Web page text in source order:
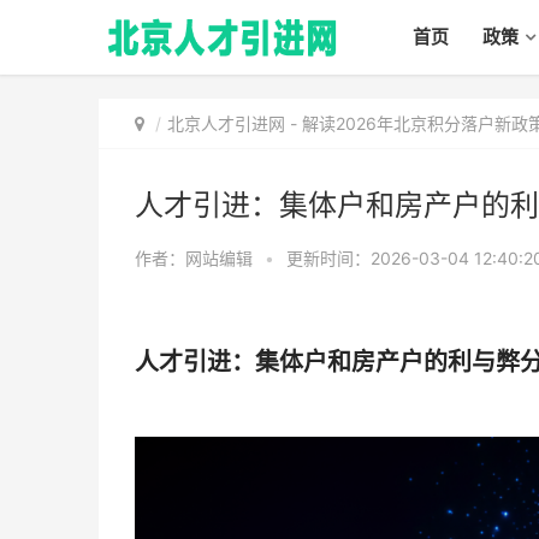
首页 政策
北京人才引进网 - 解读2026年北京积分落户新政
人才引进：集体户和房产户的
作者：网站编辑 • 更新时间：2026-03-04
人才引进：集体户和房产户的利与弊